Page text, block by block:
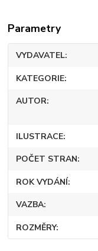
Parametry
VYDAVATEL
KATEGORIE
AUTOR
ILUSTRACE
POČET STRAN
ROK VYDÁNÍ
VAZBA
ROZMĚRY